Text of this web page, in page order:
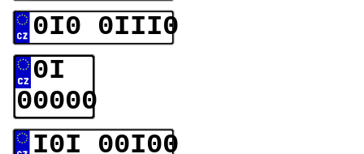
0I0 0III0
0I
00000
I0I 00I00